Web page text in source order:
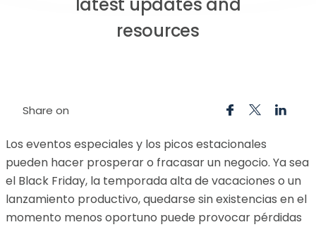
resources
Share on
Los eventos especiales y los picos estacionales
pueden hacer prosperar o fracasar un negocio. Ya sea
el Black Friday, la temporada alta de vacaciones o un
lanzamiento productivo, quedarse sin existencias en el
momento menos oportuno puede provocar pérdidas